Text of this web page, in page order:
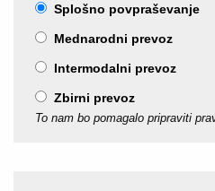
Splošno povpraševanje
Mednarodni prevoz
Intermodalni prevoz
Zbirni prevoz
To nam bo pomagalo pripraviti